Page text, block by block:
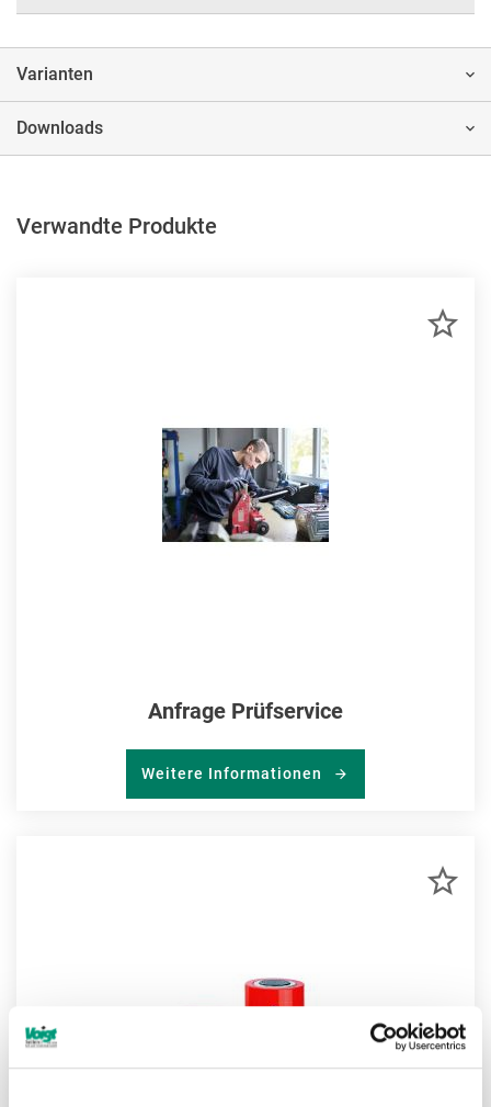
Varianten
Downloads
Verwandte Produkte
Anfrage Prüfservice
Weitere Informationen